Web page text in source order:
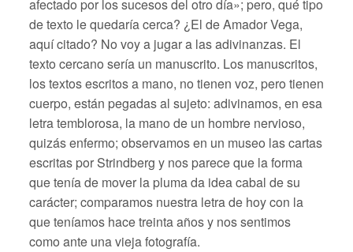
afectado por los sucesos del otro día»; pero, qué tipo
de texto le quedaría cerca? ¿El de Amador Vega,
aquí citado? No voy a jugar a las adivinanzas. El
texto cercano sería un manuscrito. Los manuscritos,
los textos escritos a mano, no tienen voz, pero tienen
cuerpo, están pegadas al sujeto: adivinamos, en esa
letra temblorosa, la mano de un hombre nervioso,
quizás enfermo; observamos en un museo las cartas
escritas por Strindberg y nos parece que la forma
que tenía de mover la pluma da idea cabal de su
carácter; comparamos nuestra letra de hoy con la
que teníamos hace treinta años y nos sentimos
como ante una vieja fotografía.